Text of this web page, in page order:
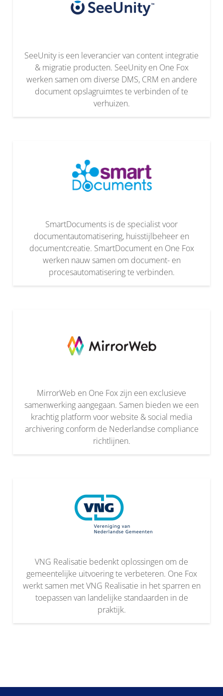
SeeUnity is een leverancier van content integratie
& migratie producten. SeeUnity en One Fox
werken samen om diverse DMS, CRM en andere
document opslagruimtes te verbinden of te
verhuizen.
SmartDocuments is de specialist voor
documentautomatisering, huisstijlbeheer en
documentcreatie. SmartDocument en One Fox
werken nauw samen om document- en
procesautomatisering te verbinden.
MirrorWeb en One Fox zijn een exclusieve
samenwerking aangegaan. Samen bieden we een
krachtig platform voor website & social media
archivering conform de Nederlandse compliance
richtlijnen.
VNG Realisatie bedenkt oplossingen om de
gemeentelijke uitvoering te verbeteren. One Fox
werkt samen met VNG Realisatie in het sparren en
toepassen van landelijke standaarden in de
praktijk.